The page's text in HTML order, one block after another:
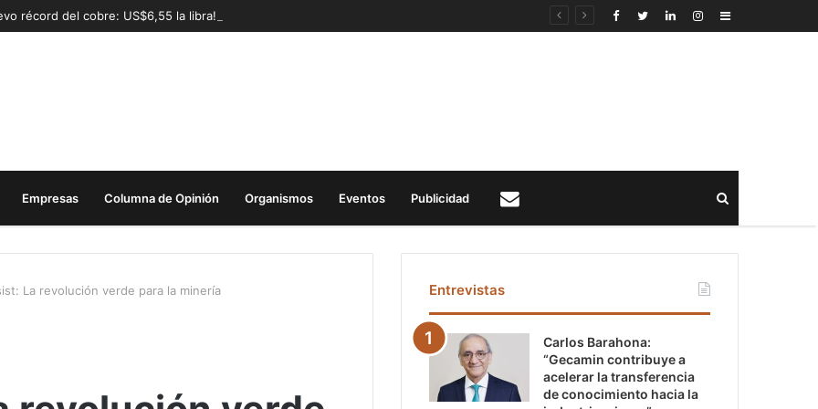
récord del cobre: US$6,55 la libra! Sidebar
Empresas Columna de Opinión Organismos Eventos Publicidad
La revolución verde para la minería Entrevistas
Carlos Barahona:
“Gecamin contribuye a
acelerar la transferencia
de conocimiento hacia la